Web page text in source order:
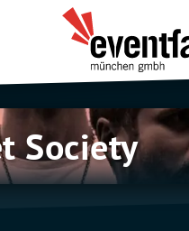
Society